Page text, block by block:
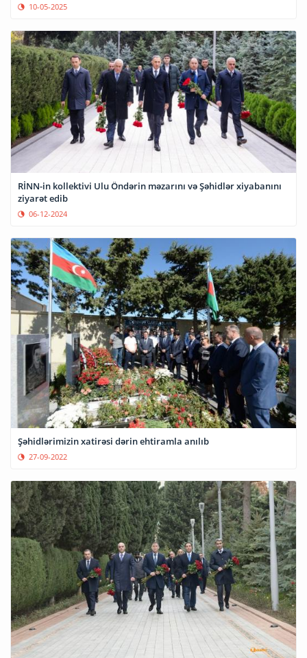
10-05-2025
RİNN-in kollektivi Ulu Öndərin məzarını və Şəhidlər xiyabanını
ziyarət edib
06-12-2024
Şəhidlərimizin xatirəsi dərin ehtiramla anılıb
27-09-2022